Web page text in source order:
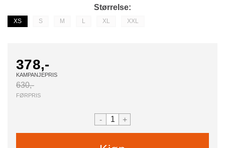
Størrelse
XS S M L XL XXL
378,-
KAMPANJEPRIS
630,-
FØRPRIS
- +